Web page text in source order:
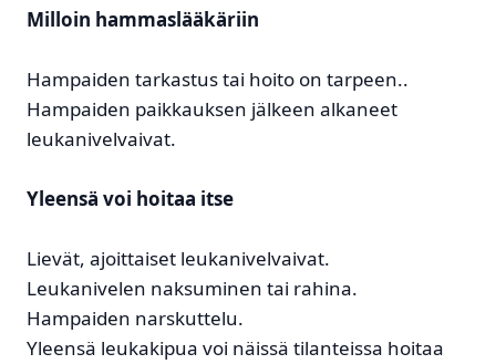
Milloin hammaslääkäriin
Hampaiden tarkastus tai hoito on tarpeen..
Hampaiden paikkauksen jälkeen alkaneet
leukanivelvaivat.
Yleensä voi hoitaa itse
Lievät, ajoittaiset leukanivelvaivat.
Leukanivelen naksuminen tai rahina.
Hampaiden narskuttelu.
Yleensä leukakipua voi näissä tilanteissa hoitaa